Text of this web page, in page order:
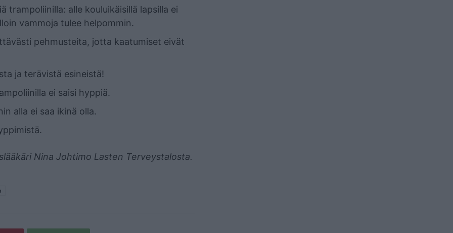
trampoliinilla: alle kouluikäisillä lapsilla ei
vammoja tulee helpommin.
pehmusteita, jotta kaatumiset eivät
ja terävistä esineistä!
ei saisi hyppiä.
alla ei saa ikinä olla.
Nina Johtimo Lasten Terveystalosta.